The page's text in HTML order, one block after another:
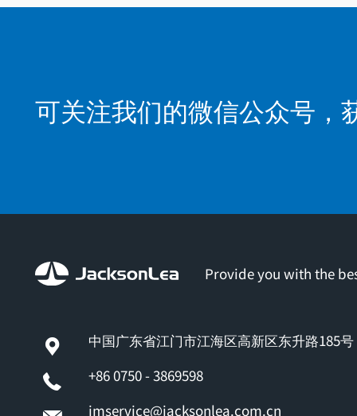
可关注我们的微信公众号，
Provide you with the
中国广东省江门市江海区高新区东升路185号
+86 0750 - 3869598
jmservice@jacksonlea.com.cn